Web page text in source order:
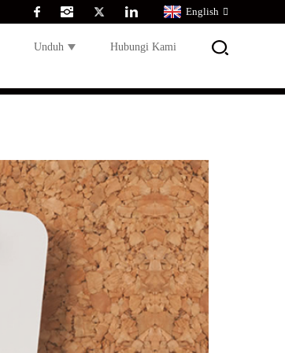
English
Unduh Hubungi Kami